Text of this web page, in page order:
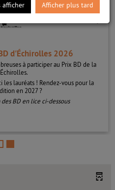
d'Échirolles 2026
à participer au Prix BD de la
les lauréats ! Rendez-vous pour la
en 2027 ?
BD en lice ci-dessous
afficher Afficher plus tard